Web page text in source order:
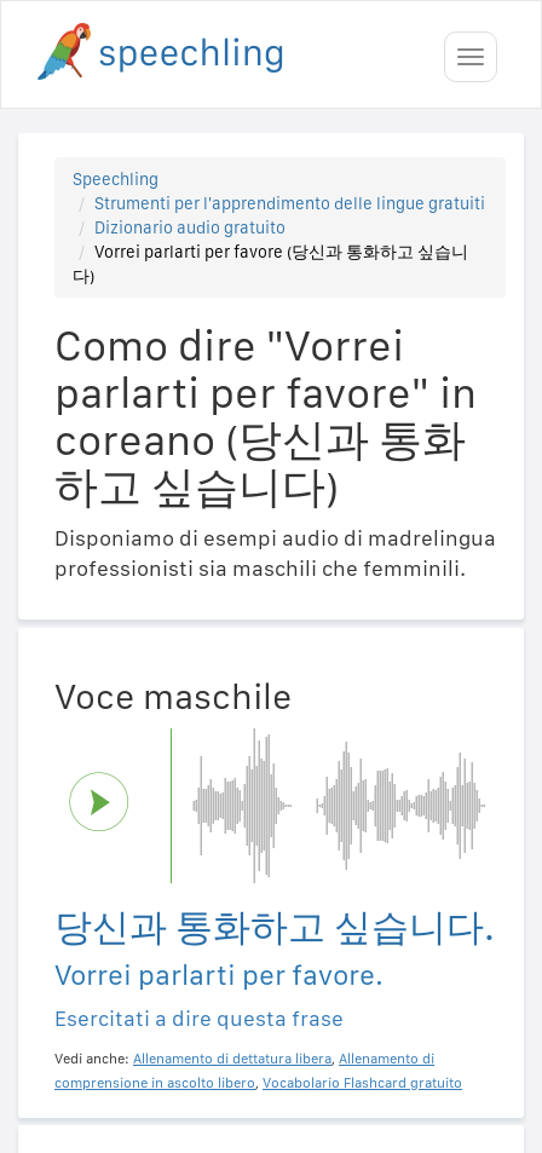
Toggle
Speechling
Strumenti per l'apprendimento delle lingue gratuiti
Dizionario audio gratuito
Vorrei parlarti per favore (당신과 통화하고 싶습니
다)
Como dire "Vorrei
parlarti per favore" in
coreano (당신과 통화
하고 싶습니다)
Disponiamo di esempi audio di madrelingua
professionisti sia maschili che femminili.
Voce maschile
당신과 통화하고 싶습니다.
Vorrei parlarti per favore.
Esercitati a dire questa frase
Vedi anche: Allenamento di dettatura libera, Allenamento di
comprensione in ascolto libero, Vocabolario Flashcard gratuito